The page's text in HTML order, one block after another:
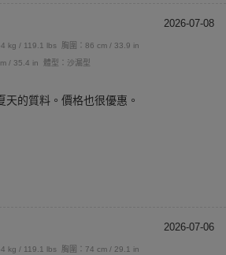
2026-07-08
kg / 119.1 lbs
胸圍：86 cm / 33.9 in
/ 35.4 in
體型：沙漏型
天的質料。價格也很優惠。
2026-07-06
kg / 119.1 lbs
胸圍：74 cm / 29.1 in